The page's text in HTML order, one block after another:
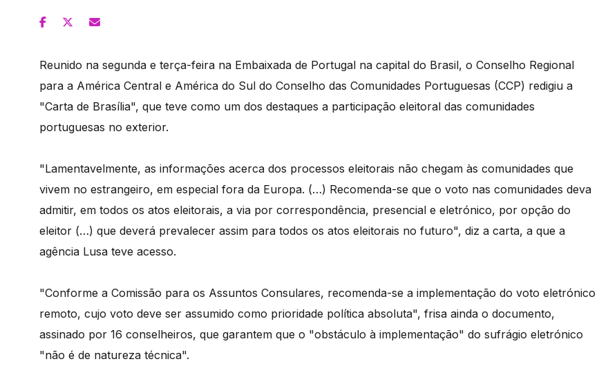
Reunido na segunda e terça-feira na Embaixada de Portugal na capital do Brasil, o Conselho Regional
para a América Central e América do Sul do Conselho das Comunidades Portuguesas (CCP) redigiu a
"Carta de Brasília", que teve como um dos destaques a participação eleitoral das comunidades
portuguesas no exterior.
"Lamentavelmente, as informações acerca dos processos eleitorais não chegam às comunidades que
vivem no estrangeiro, em especial fora da Europa. (…) Recomenda-se que o voto nas comunidades deva
admitir, em todos os atos eleitorais, a via por correspondência, presencial e eletrónico, por opção do
eleitor (…) que deverá prevalecer assim para todos os atos eleitorais no futuro", diz a carta, a que a
agência Lusa teve acesso.
"Conforme a Comissão para os Assuntos Consulares, recomenda-se a implementação do voto eletrónico
remoto, cujo voto deve ser assumido como prioridade política absoluta", frisa ainda o documento,
assinado por 16 conselheiros, que garantem que o "obstáculo à implementação" do sufrágio eletrónico
"não é de natureza técnica".